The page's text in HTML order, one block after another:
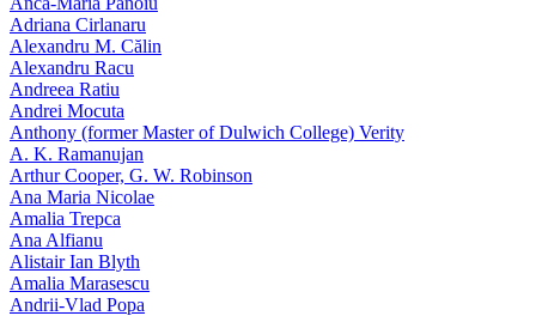
Adriana Cirlanaru
Alexandru M. Călin
Alexandru Racu
Andreea Ratiu
Andrei Mocuta
Anthony (former Master of Dulwich College) Verity
A. K. Ramanujan
Arthur Cooper, G. W. Robinson
Ana Maria Nicolae
Amalia Trepca
Ana Alfianu
Alistair Ian Blyth
Amalia Marasescu
Andrii-Vlad Popa